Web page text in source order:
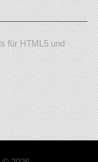
für HTML5 und